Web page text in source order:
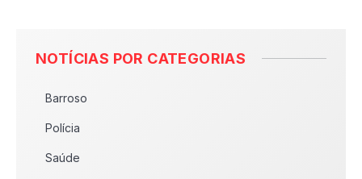
NOTÍCIAS POR CATEGORIAS
Barroso
Polícia
Saúde